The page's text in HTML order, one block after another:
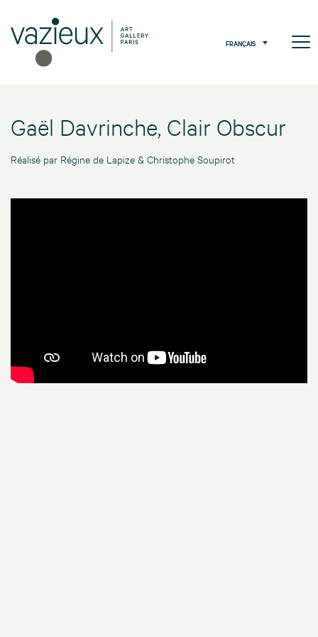
FRANÇAIS
Gaël Davrinche, Clair Obscur
Réalisé par Régine de Lapize & Christophe Soupirot